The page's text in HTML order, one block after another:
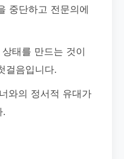
중단하고 전문의에
태를 만드는 것이
걸음입니다.
와의 정서적 유대가
.